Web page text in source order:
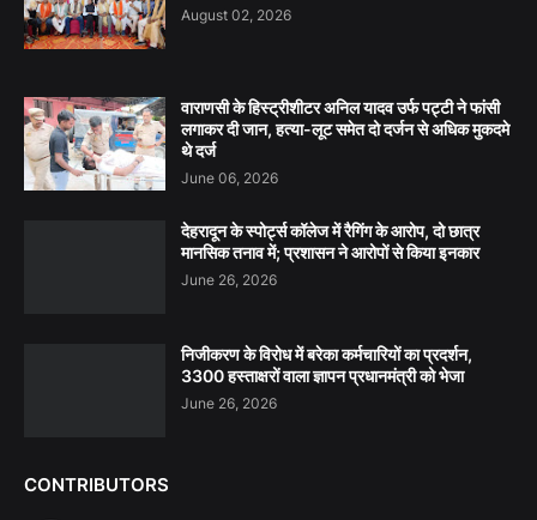
August 02, 2026
वाराणसी के हिस्ट्रीशीटर अनिल यादव उर्फ पट्टी ने फांसी
लगाकर दी जान, हत्या-लूट समेत दो दर्जन से अधिक मुकदमे
थे दर्ज
June 06, 2026
देहरादून के स्पोर्ट्स कॉलेज में रैगिंग के आरोप, दो छात्र
मानसिक तनाव में; प्रशासन ने आरोपों से किया इनकार
June 26, 2026
निजीकरण के विरोध में बरेका कर्मचारियों का प्रदर्शन,
3300 हस्ताक्षरों वाला ज्ञापन प्रधानमंत्री को भेजा
June 26, 2026
CONTRIBUTORS